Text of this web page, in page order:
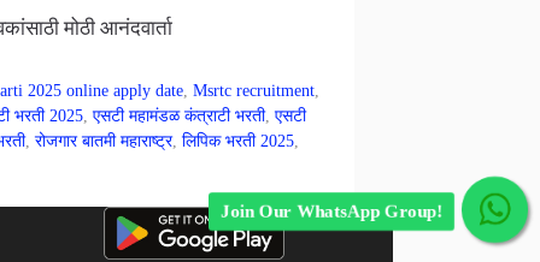
मोठी आनंदवार्ता
2025 online apply date, Msrtc recruitment,
भरती 2025, एसटी महामंडळ कंत्राटी भरती, एसटी
, रोजगार बातमी महाराष्ट्र, लिपिक भरती 2025,
Join Our WhatsApp Group!